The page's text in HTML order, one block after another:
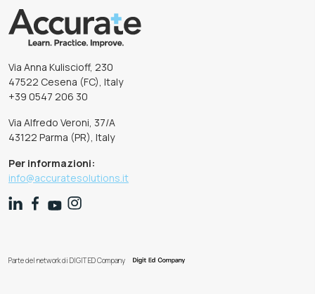
Via Anna Kuliscioff, 230
47522 Cesena (FC), Italy
+39 0547 206 30
Via Alfredo Veroni, 37/A
43122 Parma (PR), Italy
Per informazioni:
info@accuratesolutions.it
Parte del network di DIGIT ED Company